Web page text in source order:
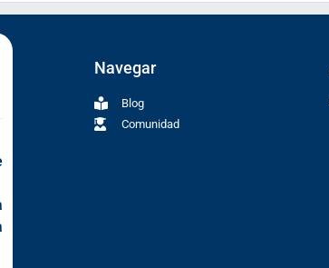
Navegar
Blog
Comunidad